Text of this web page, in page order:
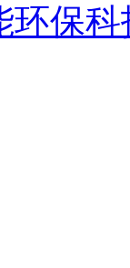
环保